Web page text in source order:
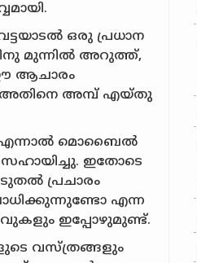
ഒരു പ്രധാന
മുന്നിൽ അറുത്ത്,
ഈ ആചാരം
അതിനെ അമ്പ് എയ്തു
എന്നാൽ മൊബൈൽ
ഇതോടെ
പ്രചാരം
എന്ന
ഇപ്പോഴുമുണ്ട്.
വസ്ത്രങ്ങളും